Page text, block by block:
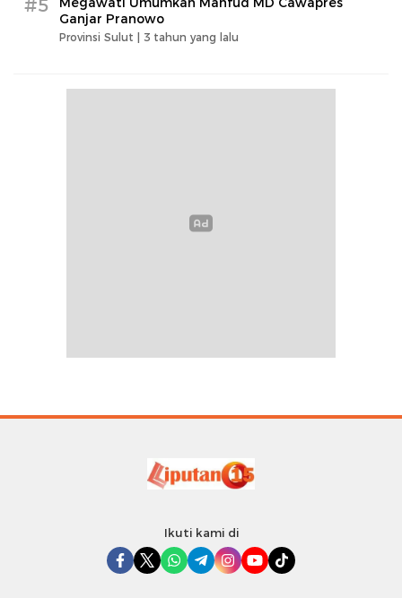
#5
Ganjar Pranowo
Provinsi Sulut | 3 tahun yang lalu
Ikuti kami di